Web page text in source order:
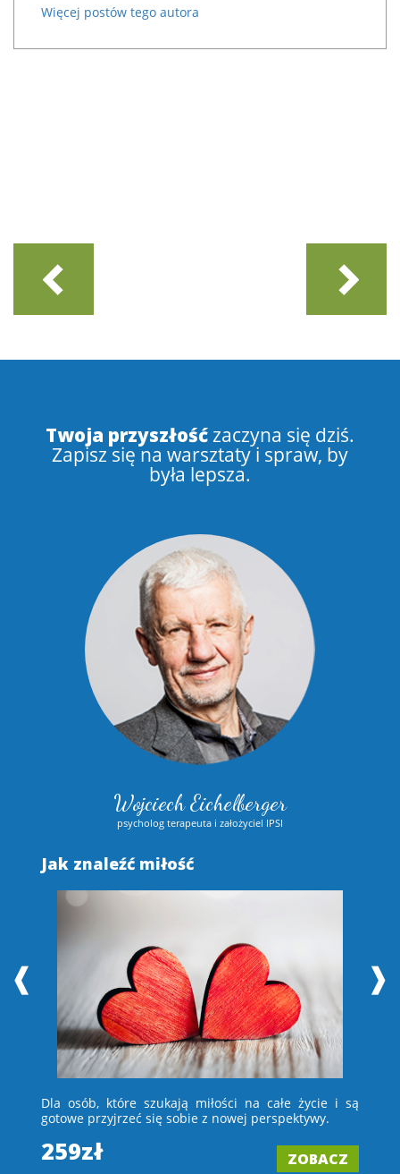
Więcej postów tego autora
Twoja przyszłość zaczyna się dziś.
Zapisz się na warsztaty i spraw, by
była lepsza.
Wojciech Eichelberger
psycholog terapeuta i założyciel IPSI
Jak znaleźć miłość
Dla osób, które szukają miłości na całe życie i są
gotowe przyjrzeć się sobie z nowej perspektywy.
259zł ZOBACZ
❰ ❱